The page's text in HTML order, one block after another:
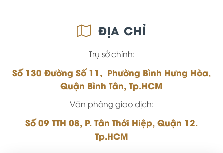
ĐỊA CHỈ
Trụ sở chính:
Số 130 Đường Số 11, Phường Bình Hưng Hòa,
Quận Bình Tân, Tp.HCM
Văn phòng giao dịch:
Số 09 TTH 08, P. Tân Thới Hiệp, Quận 12.
Tp.HCM